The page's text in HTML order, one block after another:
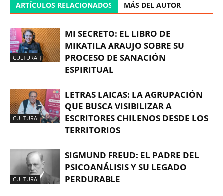
ARTÍCULOS RELACIONADOS MÁS DEL AUTOR
CULTURA
MI SECRETO: EL LIBRO DE
MIKATILA ARAUJO SOBRE SU
PROCESO DE SANACIÓN
ESPIRITUAL
CULTURA
LETRAS LAICAS: LA AGRUPACIÓN
QUE BUSCA VISIBILIZAR A
ESCRITORES CHILENOS DESDE LOS
TERRITORIOS
CULTURA
SIGMUND FREUD: EL PADRE DEL
PSICOANÁLISIS Y SU LEGADO
PERDURABLE